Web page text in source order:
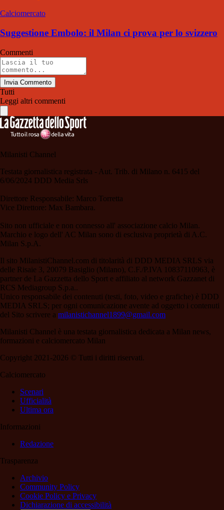
Calciomercato
Suggestione Embolo: il Milan ci prova per lo svizzero
Commenti
Invia Commento
Tutti
Leggi altri commenti
Milanisti Channel
Testata giornalistica registrata - Aut. Trib. di Milano n. 6415 del
6/06/2024 DDD Media Srls
Direttore Responsabile: Marco Torretta
Vice Direttore: Max Bambara.
Sito non ufficiale e non connesso all' associazione calcio Milan.
Marchio e logo dell' AC Milan sono di esclusiva proprietà di A.C.
Milan S.p.A.
Il sito MilanistiChannel.com di titolarità di DDD MEDIA SRLS via
delle Risaie 3, 20079 Basiglio (Milano), C.F./P.IVA 10837110963, è
partner de La Gazzetta dello Sport e affiliato al network Gazzanet di
RCS Mediagroup S.p.a..
Unico responsabile dei contenuti (testi, foto, video e grafiche) è DDD
MEDIA SRLS; per ogni comunicazione avente ad oggetto i contenuti
del Sito scrivere a milanistichannel1899@gmail.com
Milanisti Channel è una testata giornalistica dedicata a Milan news,
formazioni e calciomercato Milan
Copyright 2021-2026 © Tutti i diritti riservati.
Calciomercato
Scenari
Ufficialità
Ultima ora
Informazioni
Redazione
Trasparenza
Archivio
Community Policy
Cookie Policy e Privacy
Dichiarazione di accessibilità